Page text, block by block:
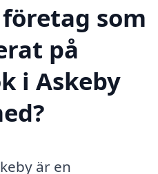
som
på
i Askeby
är en